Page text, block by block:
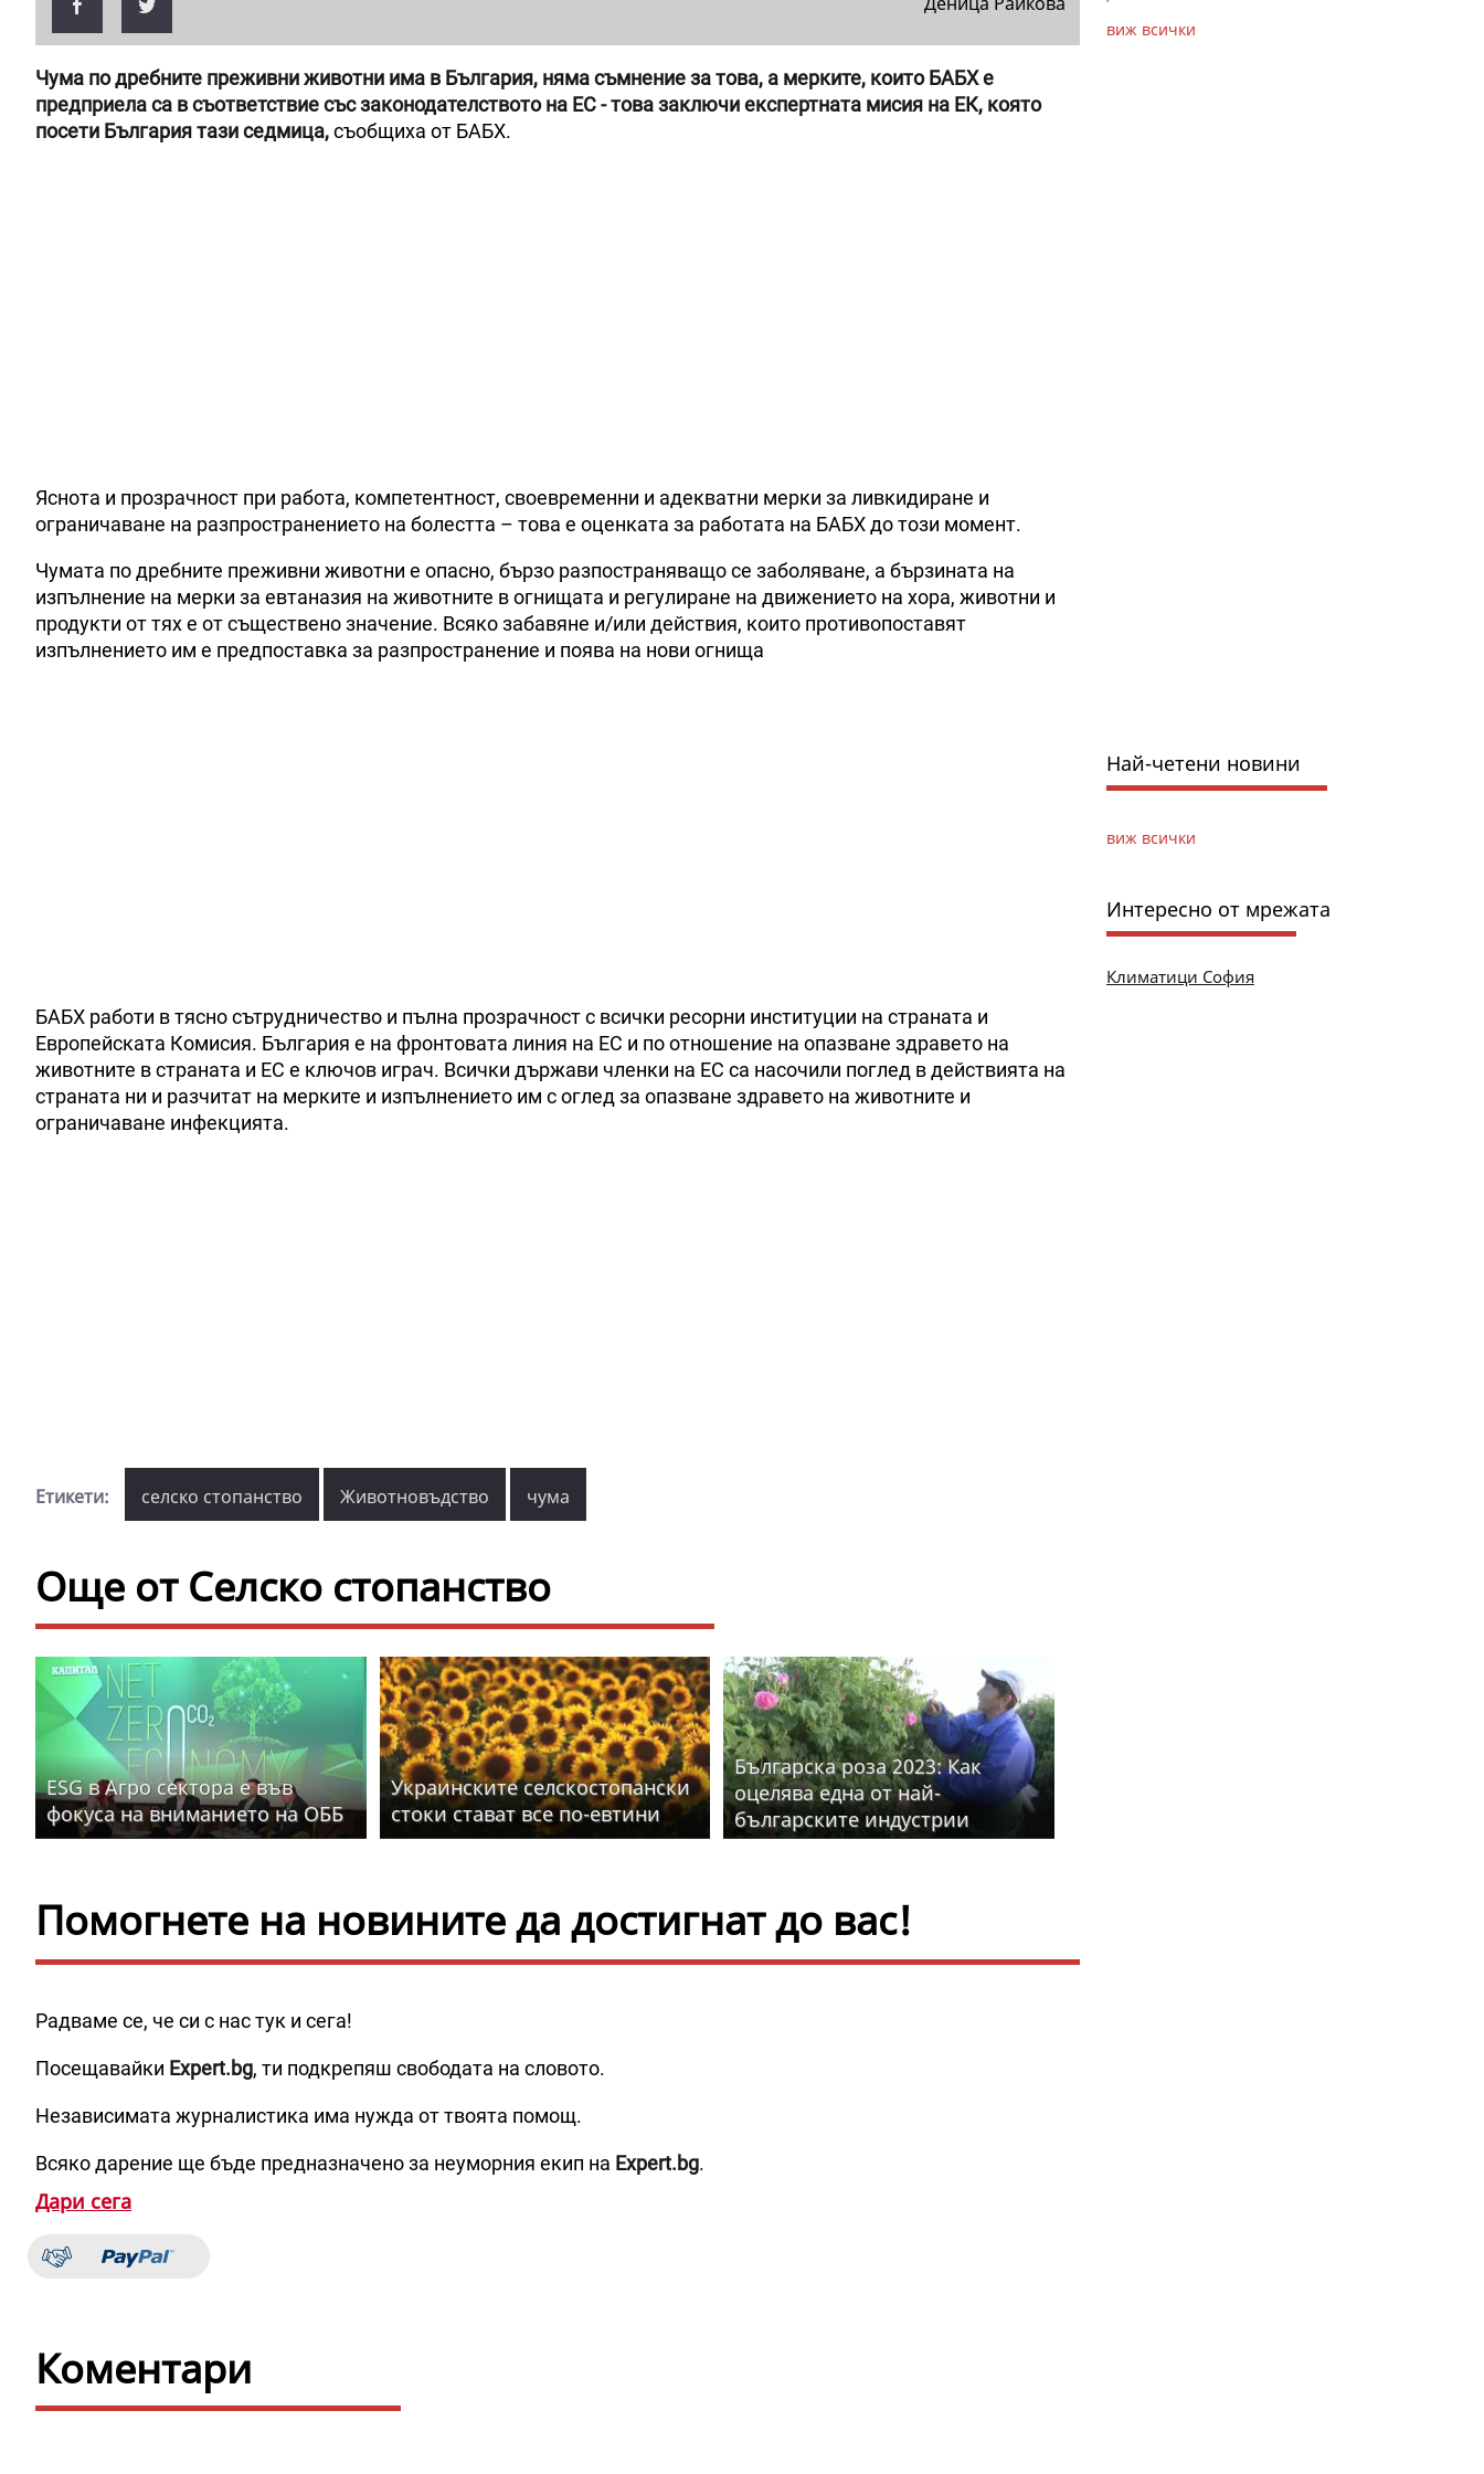
Чума по дребните преживни животни има в България, няма съмнение за това, а мерките, които БАБХ е
предприела са в съответствие със законодателството на ЕС - това заключи експертната мисия на ЕК, която
посети България тази седмица,съобщиха от БАБХ.
Яснота и прозрачност при работа, компетентност, своевременни и адекватни мерки за ливкидиране и
ограничаване на разпространението на болестта – това е оценката за работата на БАБХ до този момент.
Чумата по дребните преживни животни е опасно, бързо разпостраняващо се заболяване, а бързината на
изпълнение на мерки за евтаназия на животните в огнищата и регулиране на движението на хора, животни и
продукти от тях е от съществено значение. Всяко забавяне и/или действия, които противопоставят
изпълнението им е предпоставка за разпространение и поява на нови огнища
БАБХ работи в тясно сътрудничество и пълна прозрачност с всички ресорни институции на страната и
Европейската Комисия. България е на фронтовата линия на ЕС и по отношение на опазване здравето на
животните в страната и ЕС е ключов играч. Всички държави членки на ЕС са насочили поглед в действията на
страната ни и разчитат на мерките и изпълнението им с оглед за опазване здравето на животните и
ограничаване инфекцията.
Етикети: селско стопанство Животновъдство чума
Още от Селско стопанство
ЕSG в Агро сектора е във
фокуса на вниманието на ОББ
Украинските селскостопански
стоки стават все по-евтини
Българска роза 2023: Как
оцелява една от най-
българските индустрии
Помогнете на новините да достигнат до вас!
Радваме се, че си с нас тук и сега!
Посещавайки Expert.bg, ти подкрепяш свободата на словото.
Независимата журналистика има нужда от твоята помощ.
Всяко дарение ще бъде предназначено за неуморния екип на Expert.bg.
Дари сега
Коментари
виж всички
Най-четени новини
виж всички
Интересно от мрежата
Климатици София